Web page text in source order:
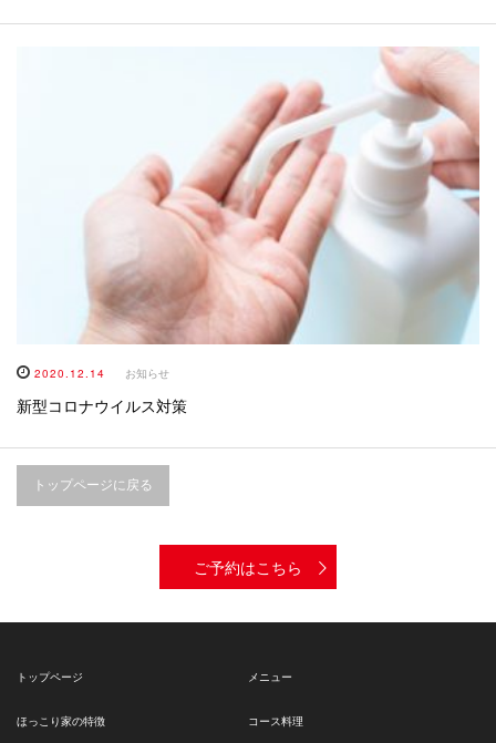
2020.12.14 お知らせ
新型コロナウイルス対策
トップページに戻る
ご予約はこちら
トップページ
ほっこり家の特徴
メニュー
コース料理